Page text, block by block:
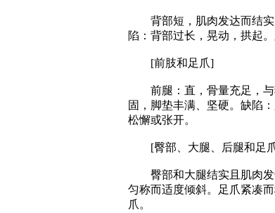
背部短，肌肉发达而结实
陷：背部过长，晃动，拱起
[前肢和足爪]
前腿：直，骨量充足，与
固，脚垫丰满、坚硬。缺陷
松懈或张开。
[臀部、大腿、后腿和足
臀部和大腿结实且肌肉发
匀称而适度倾斜。足爪紧凑
爪。